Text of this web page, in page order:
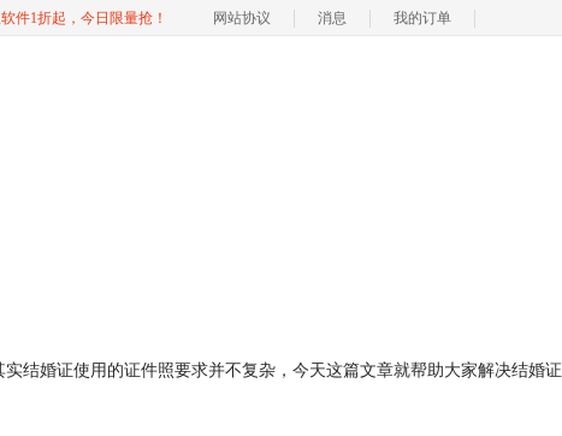
件1折起，今日限量抢！ 网站协议 消息 我的订单
结婚证使用的证件照要求并不复杂，今天这篇文章就帮助大家解决结婚证